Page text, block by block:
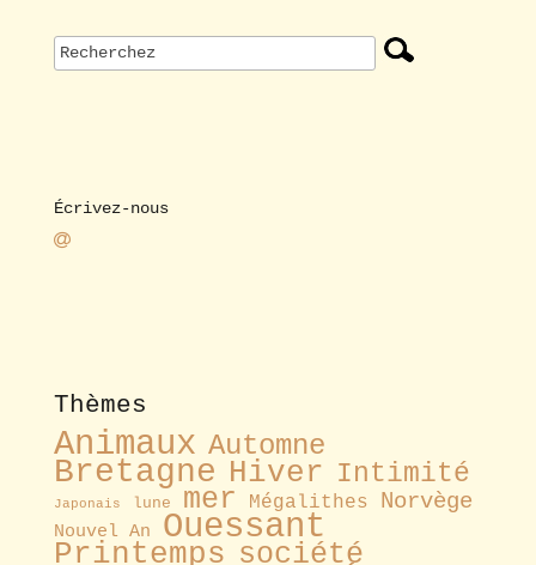
Écrivez-nous
Thèmes
Animaux Automne
Bretagne Hiver Intimité
Japonais lune mer Mégalithes Norvège
Nouvel An Ouessant
Printemps société